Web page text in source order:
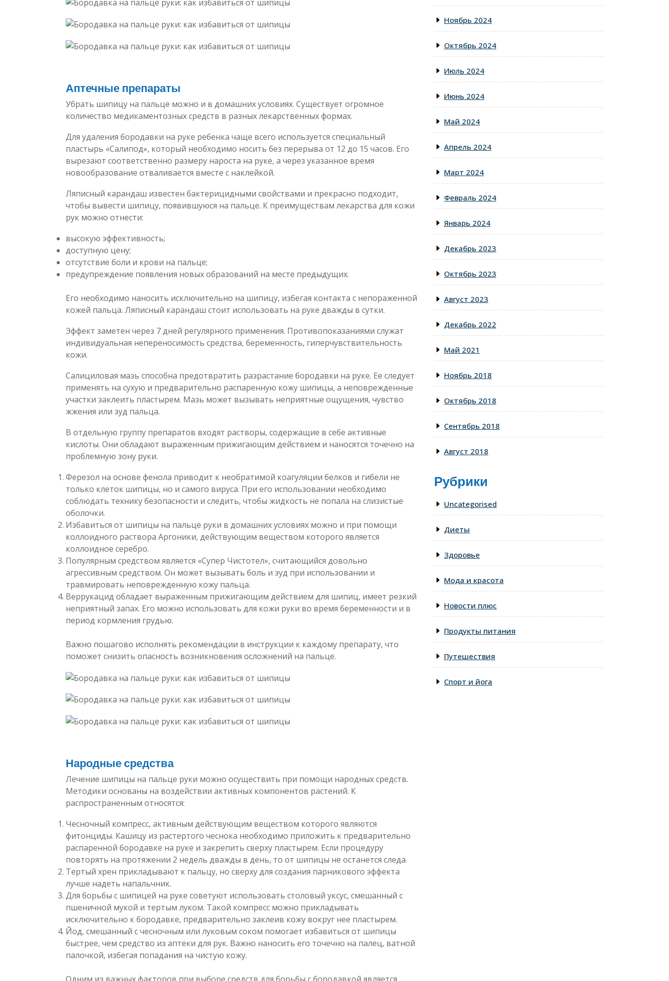
Аптечные препараты
Убрать шипицу на пальце можно и в домашних условиях. Существует огромное
количество медикаментозных средств в разных лекарственных формах.
Для удаления бородавки на руке ребенка чаще всего используется специальный
пластырь «Салипод», который необходимо носить без перерыва от 12 до 15 часов. Его
вырезают соответственно размеру нароста на руке, а через указанное время
новообразование отваливается вместе с наклейкой.
Ляписный карандаш известен бактерицидными свойствами и прекрасно подходит,
чтобы вывести шипицу, появившуюся на пальце. К преимуществам лекарства для кожи
рук можно отнести:
высокую эффективность;
доступную цену;
отсутствие боли и крови на пальце;
предупреждение появления новых образований на месте предыдущих.
Его необходимо наносить исключительно на шипицу, избегая контакта с непораженной
кожей пальца. Ляписный карандаш стоит использовать на руке дважды в сутки.
Эффект заметен через 7 дней регулярного применения. Противопоказаниями служат
индивидуальная непереносимость средства, беременность, гиперчувствительность
кожи.
Салициловая мазь способна предотвратить разрастание бородавки на руке. Ее следует
применять на сухую и предварительно распаренную кожу шипицы, а неповрежденные
участки заклеить пластырем. Мазь может вызывать неприятные ощущения, чувство
жжения или зуд пальца.
В отдельную группу препаратов входят растворы, содержащие в себе активные
кислоты. Они обладают выраженным прижигающим действием и наносятся точечно на
проблемную зону руки.
Ферезол на основе фенола приводит к необратимой коагуляции белков и гибели не
только клеток шипицы, но и самого вируса. При его использовании необходимо
соблюдать технику безопасности и следить, чтобы жидкость не попала на слизистые
оболочки.
Избавиться от шипицы на пальце руки в домашних условиях можно и при помощи
коллоидного раствора Аргоники, действующим веществом которого является
коллоидное серебро.
Популярным средством является «Супер Чистотел», считающийся довольно
агрессивным средством. Он может вызывать боль и зуд при использовании и
травмировать неповрежденную кожу пальца.
Веррукацид обладает выраженным прижигающим действием для шипиц, имеет резкий
неприятный запах. Его можно использовать для кожи руки во время беременности и в
период кормления грудью.
Важно пошагово исполнять рекомендации в инструкции к каждому препарату, что
поможет снизить опасность возникновения осложнений на пальце.
Народные средства
Лечение шипицы на пальце руки можно осуществить при помощи народных средств.
Методики основаны на воздействии активных компонентов растений. К
распространенным относятся:
Чесночный компресс, активным действующим веществом которого являются
фитонциды. Кашицу из растертого чеснока необходимо приложить к предварительно
распаренной бородавке на руке и закрепить сверху пластырем. Если процедуру
повторять на протяжении 2 недель дважды в день, то от шипицы не останется следа.
Тертый хрен прикладывают к пальцу, но сверху для создания парникового эффекта
лучше надеть напальчник.
Для борьбы с шипицей на руке советуют использовать столовый уксус, смешанный с
пшеничной мукой и тертым луком. Такой компресс можно прикладывать
исключительно к бородавке, предварительно заклеив кожу вокруг нее пластырем.
Йод, смешанный с чесночным или луковым соком помогает избавиться от шипицы
быстрее, чем средство из аптеки для рук. Важно наносить его точечно на палец, ватной
палочкой, избегая попадания на чистую кожу.
Ноябрь 2024
Октябрь 2024
Июль 2024
Июнь 2024
Май 2024
Апрель 2024
Март 2024
Февраль 2024
Январь 2024
Декабрь 2023
Октябрь 2023
Август 2023
Декабрь 2022
Май 2021
Ноябрь 2018
Октябрь 2018
Сентябрь 2018
Август 2018
Рубрики
Uncategorised
Диеты
Здоровье
Мода и красота
Новости плюс
Продукты питания
Путешествия
Спорт и йога